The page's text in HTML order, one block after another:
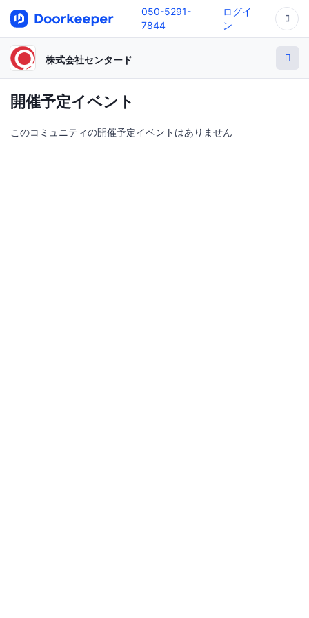
050-5291-
7844
ログイ
ン
株式会社センタード
開催予定イベント
このコミュニティの開催予定イベントはありません